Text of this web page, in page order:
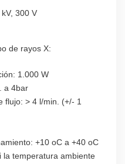
300 V
de rayos X:
1.000 W
a 4bar
flujo: > 4 l/min. (+/- 1
+10 oC a +40 oC
la temperatura ambiente